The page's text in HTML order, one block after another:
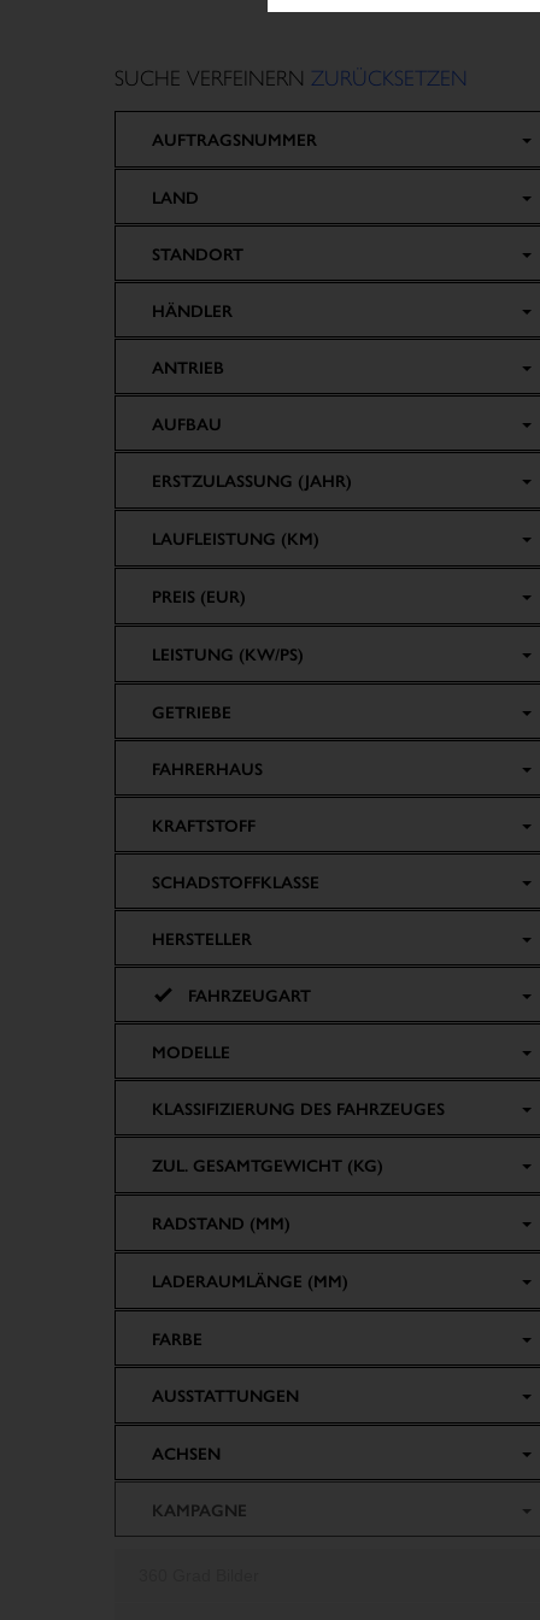
SUCHE VERFEINERN ZURÜCKSETZEN
AUFTRAGSNUMMER
LAND
STANDORT
HÄNDLER
ANTRIEB
AUFBAU
ERSTZULASSUNG (JAHR)
LAUFLEISTUNG (KM)
PREIS (EUR)
LEISTUNG (KW/PS)
GETRIEBE
FAHRERHAUS
KRAFTSTOFF
SCHADSTOFFKLASSE
HERSTELLER
FAHRZEUGART
MODELLE
KLASSIFIZIERUNG DES FAHRZEUGES
ZUL. GESAMTGEWICHT (KG)
RADSTAND (MM)
LADERAUMLÄNGE (MM)
FARBE
AUSSTATTUNGEN
ACHSEN
KAMPAGNE